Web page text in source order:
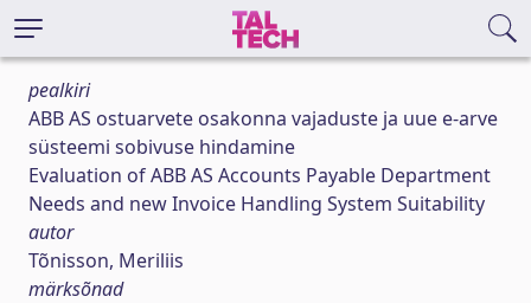
pealkiri
ABB AS ostuarvete osakonna vajaduste ja uue e-arve
süsteemi sobivuse hindamine
Evaluation of ABB AS Accounts Payable Department
Needs and new Invoice Handling System Suitability
autor
Tõnisson, Meriliis
märksõnad